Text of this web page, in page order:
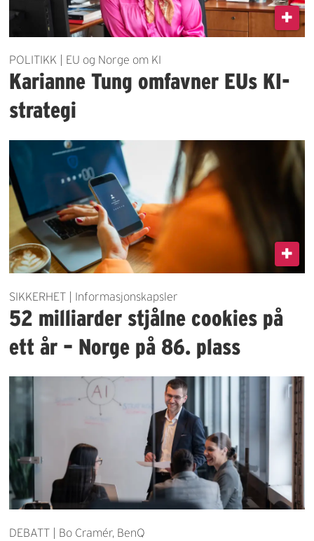
POLITIKK | EU og Norge om KI
Karianne Tung omfavner EUs KI-
strategi
SIKKERHET | Informasjonskapsler
52 milliarder stjålne cookies på
ett år – Norge på 86. plass
DEBATT | Bo Cramér, BenQ